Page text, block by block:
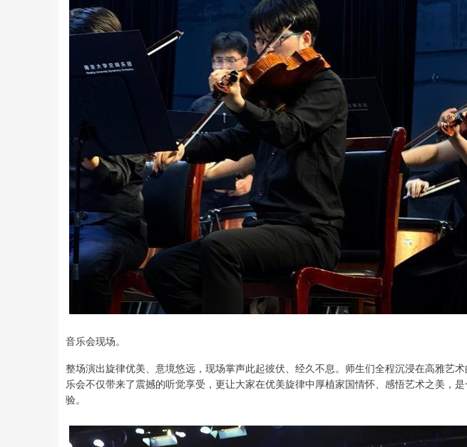
音乐会现场。
整场演出旋律优美、意境悠远，现场掌声此起彼伏、经久不息。师生们全程沉浸在高雅艺
乐会不仅带来了震撼的听觉享受，更让大家在优美旋律中厚植家国情怀、感悟艺术之美，
验。